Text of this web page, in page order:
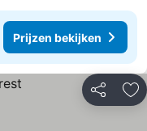
Prijzen bekijken
Delen